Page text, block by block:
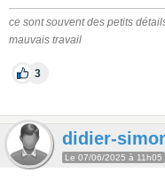
ce sont souvent des petits
mauvais travail
3
didier-
Le 07/06/2025 à 11h05